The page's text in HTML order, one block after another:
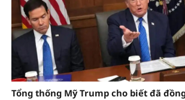
Tổng thống Mỹ Trump cho biết đã